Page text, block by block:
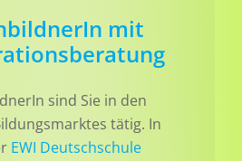
mit
sind Sie in den
tätig. In
EWI Deutschschule